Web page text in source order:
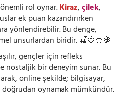
önemli rol oynar.Kiraz,çilek,
ek puan kazandırırken
yönlendirebilir. Bu denge,
unsurlardan biridir. 🍒🍓🍊🍇
gençler için refleks
bir deneyim sunar. Bu
online şekilde; bilgisayar,
oynamak mümkündür.